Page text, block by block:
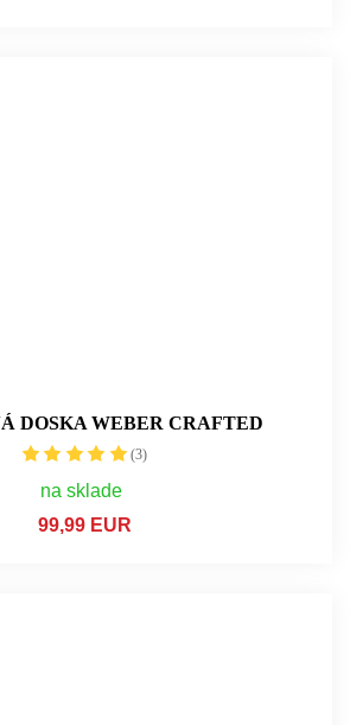
DOSKA WEBER CRAFTED
(3)
na sklade
99,99 EUR